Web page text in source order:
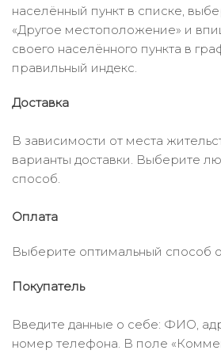
населённый пункт в списке,
«Другое местоположение» и
своего населённого пункта в
правильный индекс.
Доставка
В зависимости от места
варианты доставки. Выберите
способ.
Оплата
Выберите оптимальный способ
Покупатель
Введите данные о себе: ФИО,
номер телефона. В поле